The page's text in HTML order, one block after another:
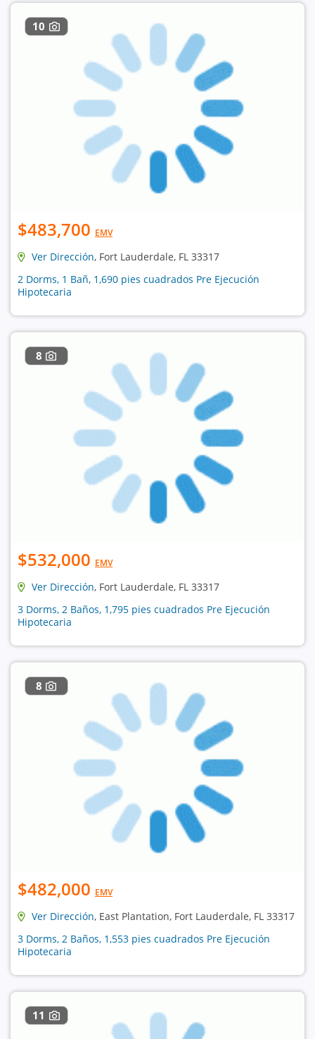
10
$483,700 EMV
Ver Dirección, Fort Lauderdale, FL 33317
2 Dorms, 1 Bañ, 1,690 pies cuadrados Pre Ejecución
Hipotecaria
8
$532,000 EMV
Ver Dirección, Fort Lauderdale, FL 33317
3 Dorms, 2 Baños, 1,795 pies cuadrados Pre Ejecución
Hipotecaria
8
$482,000 EMV
Ver Dirección, East Plantation, Fort Lauderdale, FL 33317
3 Dorms, 2 Baños, 1,553 pies cuadrados Pre Ejecución
Hipotecaria
11